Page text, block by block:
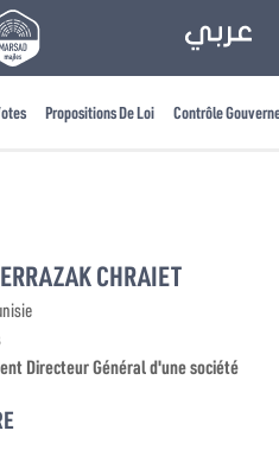
Propositions De Loi Contrôle
CHRAIET
Directeur Général d'une société